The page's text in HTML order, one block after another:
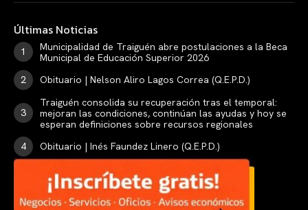
Últimas Noticias
Municipalidad de Traiguén abre postulaciones a la Beca
Municipal de Educación Superior 2026
Obituario | Nelson Aliro Lagos Correa (Q.E.P.D.)
Traiguén consolida su recuperación tras el temporal:
mejoran las condiciones, continúan las ayudas y hoy se
esperan definiciones sobre recursos regionales
Obituario | Inés Faundez Linero (Q.E.P.D.)